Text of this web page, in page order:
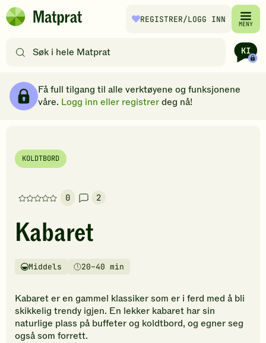
Hopp til hovedinnhold
Matprat
REGISTRER/LOGG INN MENY
etter
filtre
Få full tilgang til alle verktøyene og funksjonene
våre. Logg inn eller registrerdeg nå!
KOLDTBORD
0
Denne
har
foreløpig
vurderinger.
den
første
til
å
2
Kabaret
Vanskelighetsgrad
Middels
Tilberedningstid20–40 min
Kabaret er en gammel klassiker som er i ferd med å bli
skikkelig trendy igjen. En lekker kabaret har sin
naturlige plass på buffeter og koldtbord, og egner seg
også som forrett.